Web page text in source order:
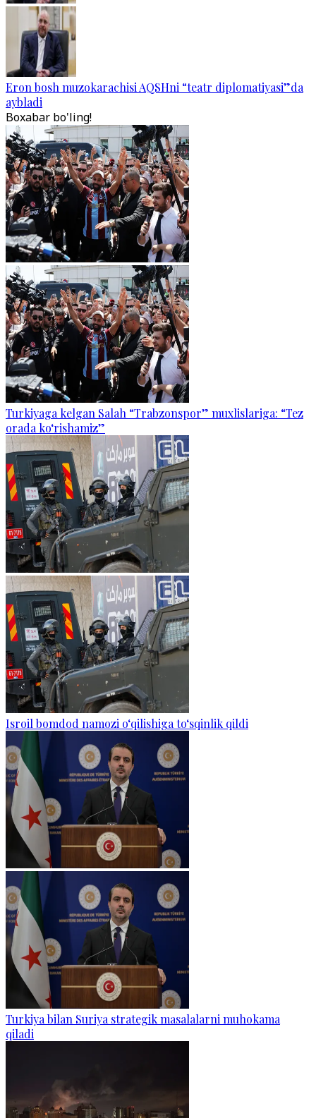
Eron bosh muzokarachisi AQSHni “teatr diplomatiyasi”da
aybladi
Boxabar bo'ling!
Turkiyaga kelgan Salah “Trabzonspor” muxlislariga: “Tez
orada ko‘rishamiz”
Isroil bomdod namozi o‘qilishiga to‘sqinlik qildi
Turkiya bilan Suriya strategik masalalarni muhokama
qiladi